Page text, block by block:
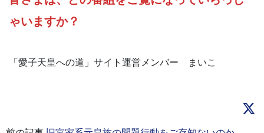
ゃいますか？
「愛子天皇への道」サイト運営メンバー まいこ